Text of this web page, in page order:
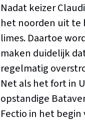
Nadat keizer
het noorden uit te
limes. Daartoe
maken duidelijk
regelmatig
Net als het fort in
opstandige
Fectio in het